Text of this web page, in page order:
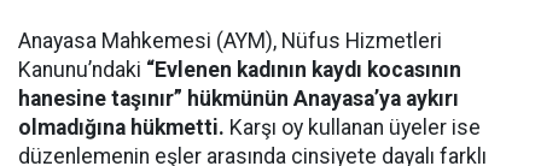
Anayasa Mahkemesi (AYM), Nüfus Hizmetleri
Kanunu’ndaki “Evlenen kadının kaydı kocasının
hanesine taşınır” hükmünün Anayasa’ya aykırı
olmadığına hükmetti. Karşı oy kullanan üyeler ise
düzenlemenin eşler arasında cinsiyete dayalı farklı